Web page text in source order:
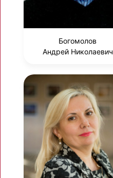
Богомолов
Андрей Николаевич